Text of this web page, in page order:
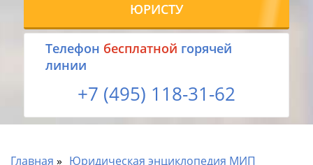
ЮРИСТУ
Tелефон бесплатной горячей
линии
+7 (495) 118-31-62
Главная
Юридическая энциклопедия МИП